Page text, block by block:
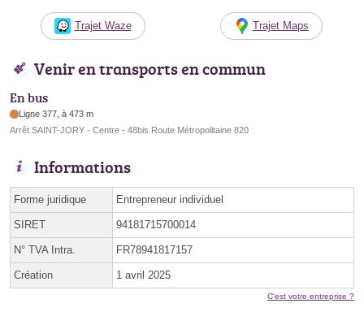
Trajet Waze Trajet Maps
Venir en transports en commun
En bus
Ligne 377, à 473 m
Arrêt SAINT-JORY - Centre - 48bis Route Métropolitaine 820
Informations
Forme juridique Entrepreneur individuel
SIRET 94181715700014
N° TVA Intra. FR78941817157
Création 1 avril 2025
C'est votre entreprise ?